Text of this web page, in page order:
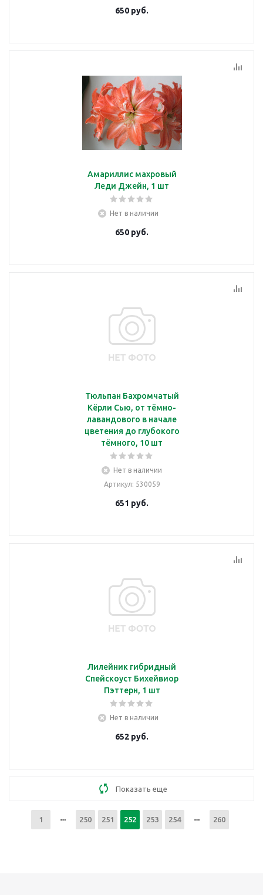
650 руб.
Амариллис махровый
Леди Джейн, 1 шт
Нет в наличии
650 руб.
Тюльпан Бахромчатый
Кёрли Сью, от тёмно-
лавандового в начале
цветения до глубокого
тёмного, 10 шт
Нет в наличии
Артикул: 530059
651 руб.
Лилейник гибридный
Спейскоуст Бихейвиор
Пэттерн, 1 шт
Нет в наличии
652 руб.
Показать еще
1 250 251 252 253 254 260